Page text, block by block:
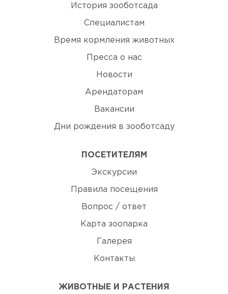
История зооботсада
Специалистам
Время кормления животных
Пресса о нас
Новости
Арендаторам
Вакансии
Дни рождения в зооботсаду
ПОСЕТИТЕЛЯМ
Экскурсии
Правила посещения
Вопрос / ответ
Карта зоопарка
Галерея
Контакты
ЖИВОТНЫЕ И РАСТЕНИЯ